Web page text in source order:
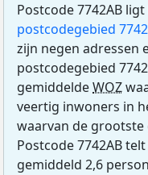
Postcode 7742AB
postcodegebied 7742
zijn negen adressen
postcodegebied
gemiddeldeWOZ
veertig inwoners in
waarvan de grootste
Postcode 7742AB
gemiddeld 2,6